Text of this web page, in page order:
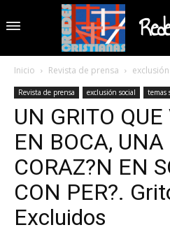
Inicio Revista de prensa
Revista de prensa exclusión social temas
UN GRITO
EN BOCA,
CORAZ?N EN
CON PER?.
Excluidos